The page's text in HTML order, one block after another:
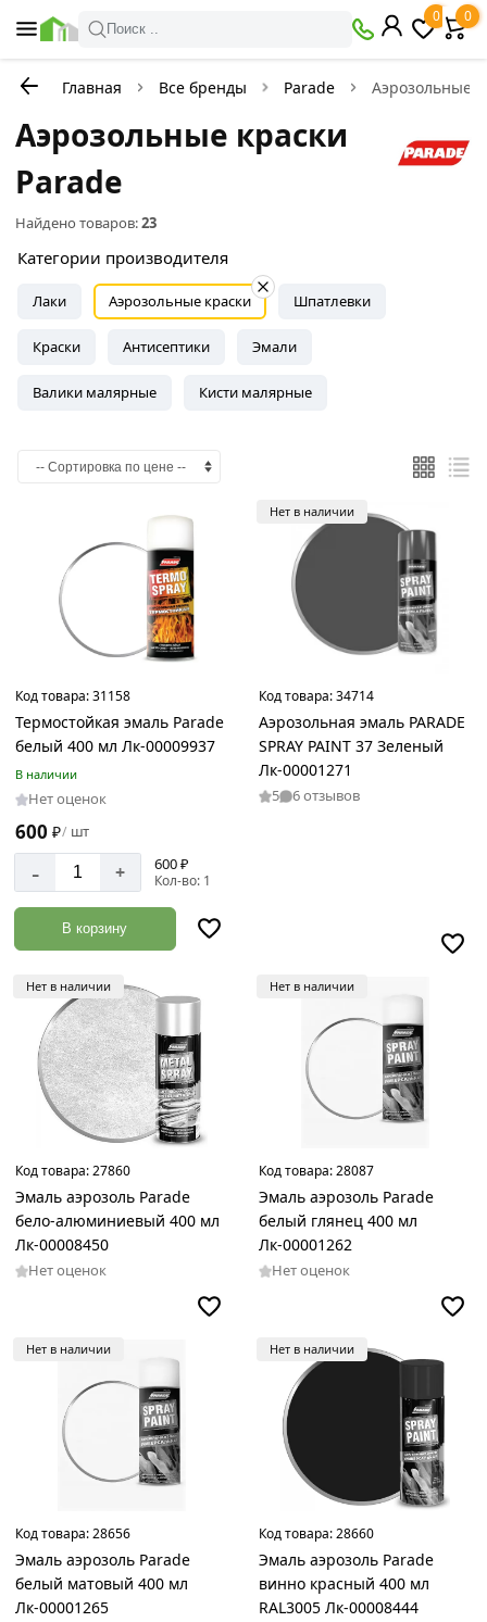
Поиск ..
0 0
Главная Все бренды Parade Аэрозольные
Аэрозольные краски
Parade
Найдено товаров:23
Категории производителя
Лаки Аэрозольные краски Шпатлевки
Краски Антисептики Эмали
Валики малярные Кисти малярные
Код товара:31158
Термостойкая эмаль Parade
белый 400 мл Лк-00009937
В наличии
Нет оценок
600 ₽/ шт
- + 600 ₽
Кол-во: 1
В корзину
Нет в наличии
Код товара:34714
Аэрозольная эмаль PARADE
SPRAY PAINT 37 Зеленый
Лк-00001271
5 6 отзывов
Нет в наличии
Код товара:27860
Эмаль аэрозоль Parade
бело-алюминиевый 400 мл
Лк-00008450
Нет оценок
Нет в наличии
Код товара:28087
Эмаль аэрозоль Parade
белый глянец 400 мл
Лк-00001262
Нет оценок
Нет в наличии
Код товара:28656
Эмаль аэрозоль Parade
белый матовый 400 мл
Лк-00001265
Нет в наличии
Код товара:28660
Эмаль аэрозоль Parade
винно красный 400 мл
RAL3005 Лк-00008444